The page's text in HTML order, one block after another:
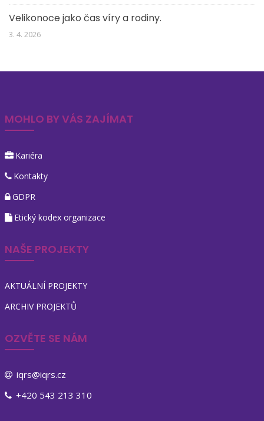
Velikonoce jako čas víry a rodiny.
3. 4. 2026
MOHLO BY VÁS ZAJÍMAT
Kariéra
Kontakty
GDPR
Etický kodex organizace
NAŠE PROJEKTY
AKTUÁLNÍ PROJEKTY
ARCHIV PROJEKTŮ
OZVĚTE SE NÁM
iqrs@iqrs.cz
+420 543 213 310